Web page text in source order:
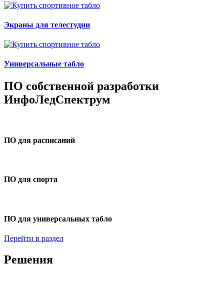
Экраны для телестудии
Универсальные табло
ПО собственной разработки
ИнфоЛедСпектрум
ПО для расписаний
ПО для спорта
ПО для универсальных табло
Перейти в раздел
Решения